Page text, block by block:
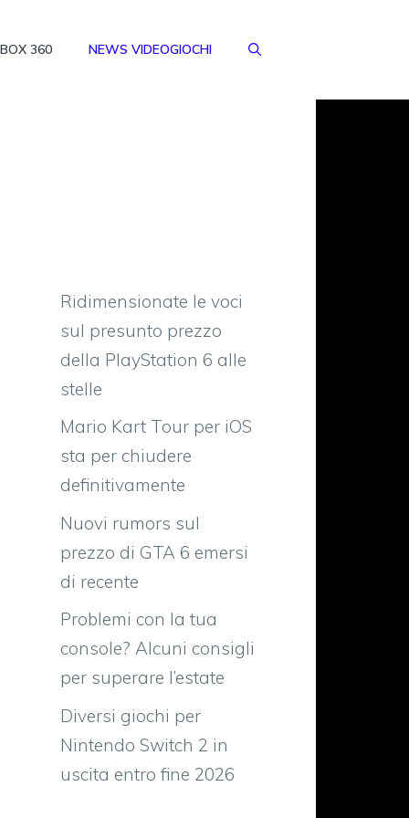
360 NEWS VIDEOGIOCHI
Ridimensionate le voci
sul presunto prezzo
della PlayStation 6 alle
stelle
Mario Kart Tour per iOS
sta per chiudere
definitivamente
Nuovi rumors sul
prezzo di GTA 6 emersi
di recente
Problemi con la tua
console? Alcuni consigli
per superare l’estate
Diversi giochi per
Nintendo Switch 2 in
uscita entro fine 2026